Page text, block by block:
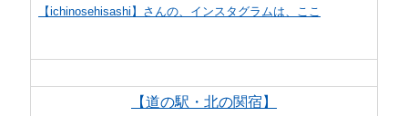
【ichinosehisashi】さんの、インスタグラムは、ここ
【道の駅・北の関宿】